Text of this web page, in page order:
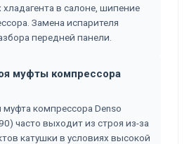
хладагента в салоне, шипение
Замена испарителя
передней панели.
муфты компрессора
компрессора Denso
часто выходит из строя из-за
катушки в условиях высокой